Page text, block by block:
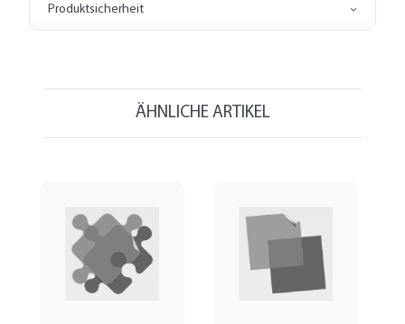
Produktsicherheit
ÄHNLICHE ARTIKEL